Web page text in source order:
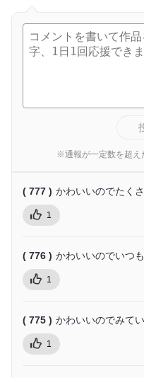
※通報が一定数を超え
( 777 ) かわいいのでたく
1
( 776 ) かわいいのでいつ
1
( 775 ) かわいいのでみて
1